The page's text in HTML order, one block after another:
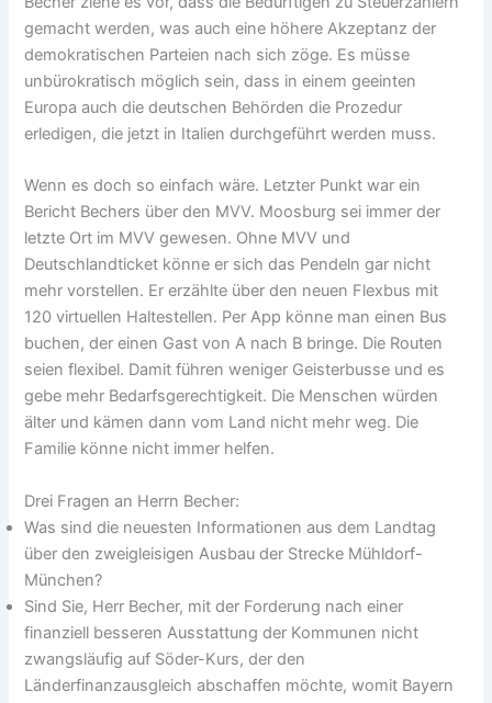
gemacht werden, was auch eine höhere Akzeptanz der
demokratischen Parteien nach sich zöge. Es müsse
unbürokratisch möglich sein, dass in einem geeinten
Europa auch die deutschen Behörden die Prozedur
erledigen, die jetzt in Italien durchgeführt werden muss.
Wenn es doch so einfach wäre. Letzter Punkt war ein
Bericht Bechers über den MVV. Moosburg sei immer der
letzte Ort im MVV gewesen. Ohne MVV und
Deutschlandticket könne er sich das Pendeln gar nicht
mehr vorstellen. Er erzählte über den neuen Flexbus mit
120 virtuellen Haltestellen. Per App könne man einen Bus
buchen, der einen Gast von A nach B bringe. Die Routen
seien flexibel. Damit führen weniger Geisterbusse und es
gebe mehr Bedarfsgerechtigkeit. Die Menschen würden
älter und kämen dann vom Land nicht mehr weg. Die
Familie könne nicht immer helfen.
Drei Fragen an Herrn Becher:
Was sind die neuesten Informationen aus dem Landtag
über den zweigleisigen Ausbau der Strecke Mühldorf-
München?
Sind Sie, Herr Becher, mit der Forderung nach einer
finanziell besseren Ausstattung der Kommunen nicht
zwangsläufig auf Söder-Kurs, der den
Länderfinanzausgleich abschaffen möchte, womit Bayern